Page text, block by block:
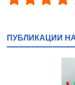
ПУБЛИКАЦИИ